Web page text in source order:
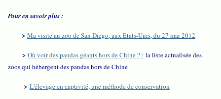
Pour en savoir plus :
> Ma visite au zoo de San Diego, aux Etats-Unis, du 27 mai 2012
> Où voir des pandas géants hors de Chine ? : la liste actualisée des
zoos qui hébergent des pandas hors de Chine
> L'élevage en captivité, une méthode de conservation